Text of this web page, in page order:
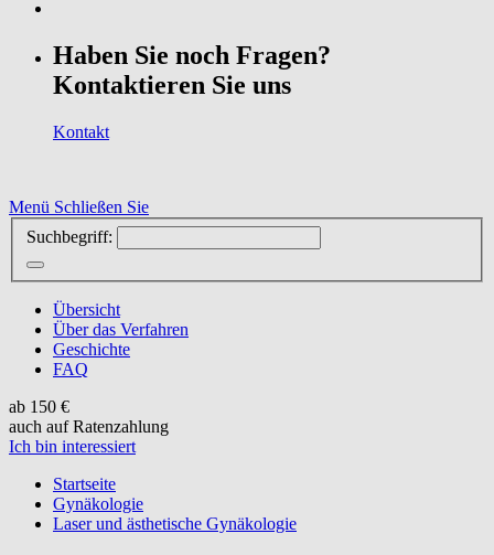
Haben Sie noch Fragen?
Kontaktieren Sie uns
Kontakt
Menü Schließen Sie
Suchbegriff:
Übersicht
Über das Verfahren
Geschichte
FAQ
ab 150 €
auch auf Ratenzahlung
Ich bin interessiert
Startseite
Gynäkologie
Laser und ästhetische Gynäkologie